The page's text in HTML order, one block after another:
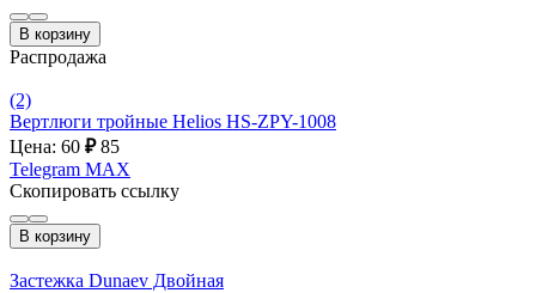
В корзину
Распродажа
(2)
Вертлюги тройные Helios HS-ZPY-1008
Цена: 60 ₽ 85
Telegram MAX
Скопировать ссылку
В корзину
Застежка Dunaev Двойная